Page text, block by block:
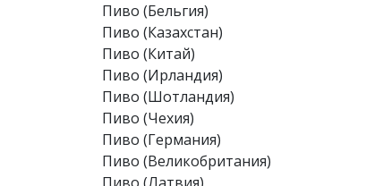
Пиво (Бельгия)
Пиво (Казахстан)
Пиво (Китай)
Пиво (Ирландия)
Пиво (Шотландия)
Пиво (Чехия)
Пиво (Германия)
Пиво (Великобритания)